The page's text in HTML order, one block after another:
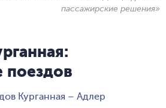
пассажирские решения»
поездов
Курганная – Адлер